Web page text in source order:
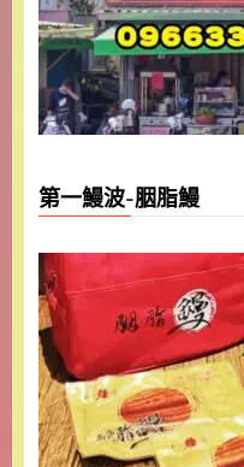
第一鰻波-胭脂鰻